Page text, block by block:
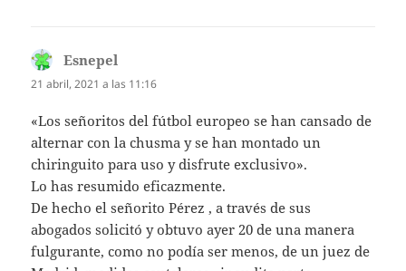
Esnepel
21 abril, 2021 a las 11:16
«Los señoritos del fútbol europeo se han cansado de
alternar con la chusma y se han montado un
chiringuito para uso y disfrute exclusivo».
Lo has resumido eficazmente.
De hecho el señorito Pérez , a través de sus
abogados solicitó y obtuvo ayer 20 de una manera
fulgurante, como no podía ser menos, de un juez de